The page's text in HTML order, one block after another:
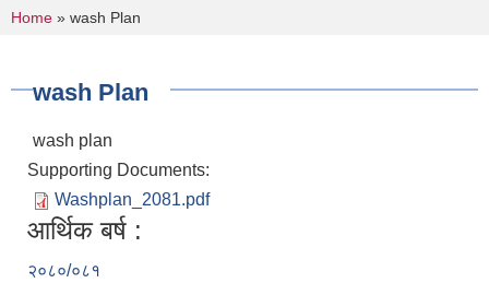
You are here
Home » wash Plan
wash Plan
wash plan
Supporting Documents:
Washplan_2081.pdf
आर्थिक बर्ष :
२०८०/०८१